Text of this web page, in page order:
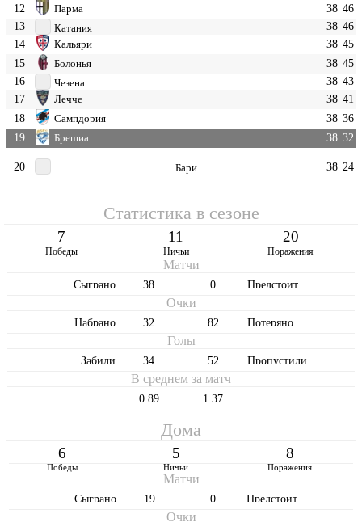
12
Парма 38 46
13
Катания 38 46
14
Кальяри 38 45
15
Болонья 38 45
16
Чезена 38 43
17
Лечче 38 41
18
Сампдория 38 36
19
Брешиа 38 32
20 Бари 38 24
Статистика в сезоне
7 11 20
Победы Ничьи Поражения
Матчи
Cыграно 38 Предстоит
0
Очки
Набрано 32 Потеряно
82
Голы
Забили 34 Пропустили
52
В среднем за матч
0,89 1,37
Дома
6 5 8
Победы Ничьи Поражения
Матчи
Cыграно 19 Предстоит
0
Очки